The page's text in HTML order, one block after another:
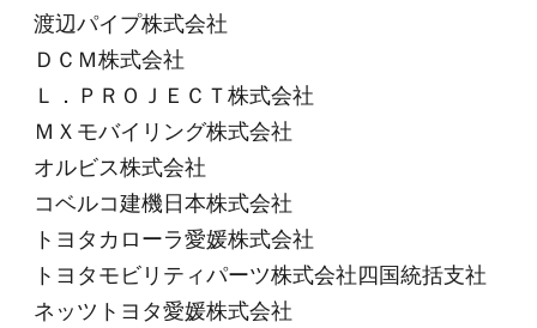
渡辺パイプ株式会社
ＤＣＭ株式会社
Ｌ．ＰＲＯＪＥＣＴ株式会社
ＭＸモバイリング株式会社
オルビス株式会社
コベルコ建機日本株式会社
トヨタカローラ愛媛株式会社
トヨタモビリティパーツ株式会社四国統括支社
ネッツトヨタ愛媛株式会社